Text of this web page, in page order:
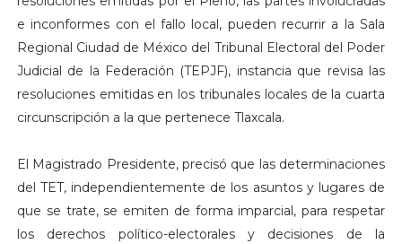
e inconformes con el fallo local, pueden recurrir a la Sala
Regional Ciudad de México del Tribunal Electoral del Poder
Judicial de la Federación (TEPJF), instancia que revisa las
resoluciones emitidas en los tribunales locales de la cuarta
circunscripción a la que pertenece Tlaxcala.
El Magistrado Presidente, precisó que las determinaciones
del TET, independientemente de los asuntos y lugares de
que se trate, se emiten de forma imparcial, para respetar
los derechos político-electorales y decisiones de la